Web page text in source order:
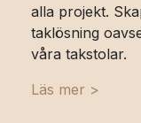
alla projekt.
taklösning
våra takstolar.
Läs mer >